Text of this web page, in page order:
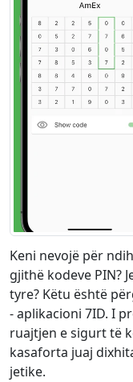
Keni nevojë për
gjithë kodeve PIN?
tyre? Këtu është
- aplikacioni 7ID. I
ruajtjen e sigurt të
kasaforta juaj
jetike.